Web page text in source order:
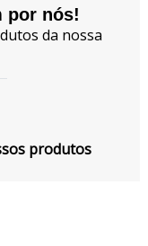
por nós!
da nossa
produtos